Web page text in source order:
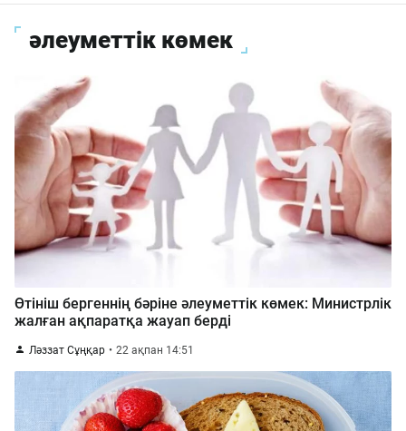
әлеуметтік көмек
Өтініш бергеннің бәріне әлеуметтік көмек: Министрлік
жалған ақпаратқа жауап берді
Ләззат Сұңқар 22 ақпан 14:51